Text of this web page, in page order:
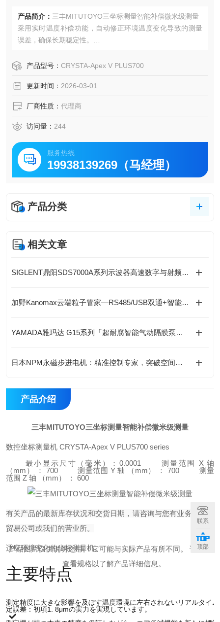
产品简介： 三丰MITUTOYO三坐标测量智能补偿微米级测量
采用实时温度补偿功能，自动修正环境温度变化导致的测量
误差，确保长期稳定性。
精密模具等严苛行业标准。
产品型号： CRYSTA-Apex V PLUS700
更新时间： 2026-03-01
厂商性质： 代理商
访问量： 244
服务热线
19938139269（马经理）
产品分类
相关文章
SIGLENT鼎阳SDS7000A系列示波器高速数字与射频设计赋能
加野Kanomax云端粒子管家—RS485/USB双通+智能分析软件，数据掌控！
YAMADA雅玛达 G15系列「超耐腐智能气动隔膜泵」-成都藤田科技提供
日本NPM永磁步进电机：精准控制专家，突破空间限制-成都藤田科技提供
产品介绍
三丰MITUTOYO三坐标测量智能补偿微米级测量
数控坐标测量机 CRYSTA-Apex V PLUS700 series
最小显示尺寸（毫米）：0.0001
测量范围 X 轴
（mm） ： 700
测量范围 Y 轴 （mm） ： 700
测量
范围 Z 轴 （mm） ： 600
有关产品的最新库存状况和交货日期，请咨询与您有业务往来的
贸易公司或我们的营业所。
产品图片仅供说明之用。 它可能与实际产品有所不同。 请务必
查看规格以了解产品详细信息。
适应环境变化的坐标测量机。
主要特点
測定精度に大きな影響を及ぼす温度環境に左右されないリアルタイ
定誤差：初項1. 8μmの実力を実現しています。
联系
顶部